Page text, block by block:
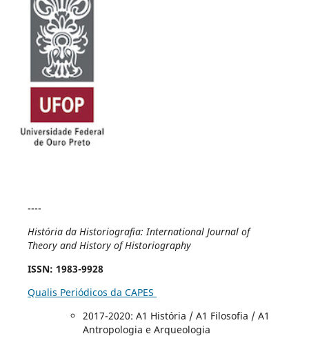
----
História da Historiografia: International Journal of
Theory and History of Historiography
ISSN: 1983-9928
Qualis Periódicos da CAPES
2017-2020: A1 História / A1 Filosofia / A1
Antropologia e Arqueologia